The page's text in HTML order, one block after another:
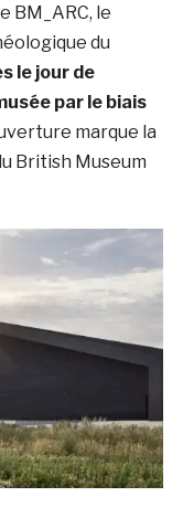
BM_ARC, le
du
le jour de
par le biais
marque la
British Museum